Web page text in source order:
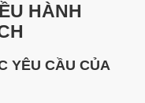
HÀNH
YÊU CẦU CỦA